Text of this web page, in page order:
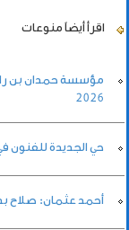
اقرأ أيضاً منوعات
مؤسسة حمدان بن
2026
حي الجديدة للفنون
أحمد عثمان: صلاح